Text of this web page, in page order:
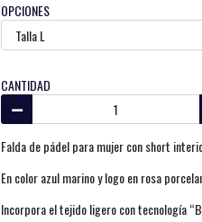
OPCIONES
CANTIDAD
Falda de pádel para mujer con short
En color azul marino y logo en rosa
Incorpora el tejido ligero con tecnología